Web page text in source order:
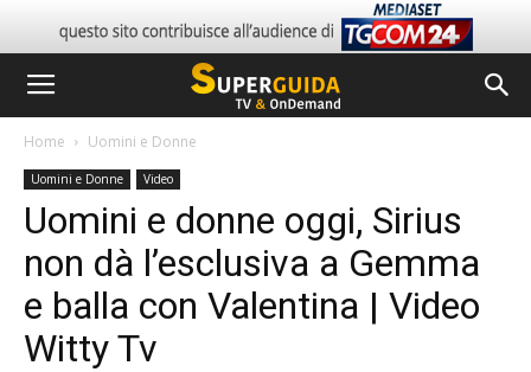
Home Uomini e Donne
Uomini e Donne Video
Uomini e donne oggi, Sirius
non dà l’esclusiva a Gemma
e balla con Valentina | Video
Witty Tv